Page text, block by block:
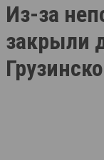
Из-за
закрыли